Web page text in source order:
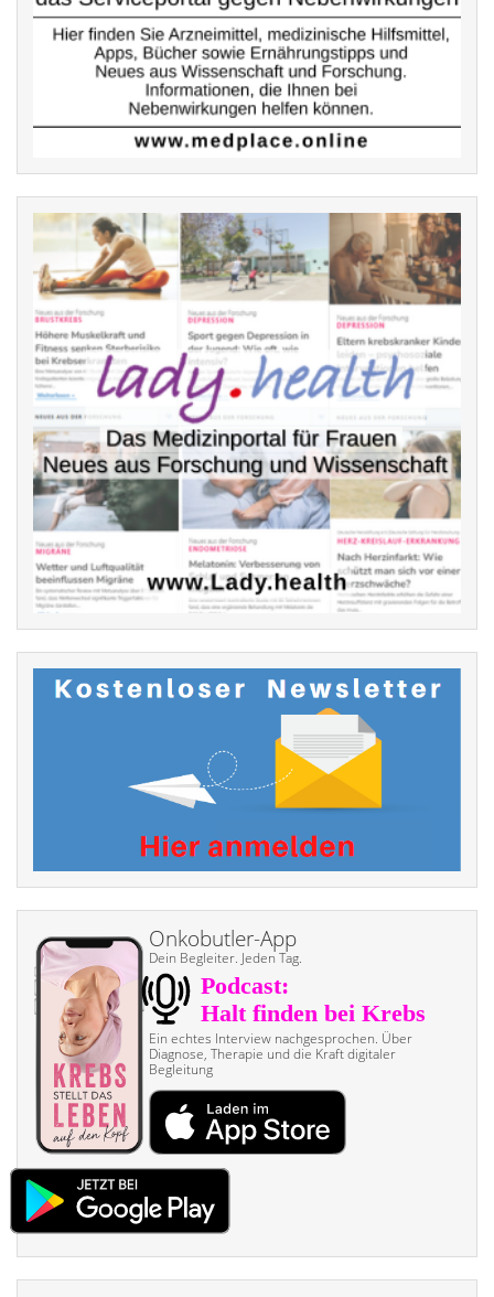
Onkobutler-App
Dein Begleiter. Jeden Tag.
Ein echtes Interview nach­gesprochen. Über
Diagnose, Therapie und die Kraft digitaler
Begleitung